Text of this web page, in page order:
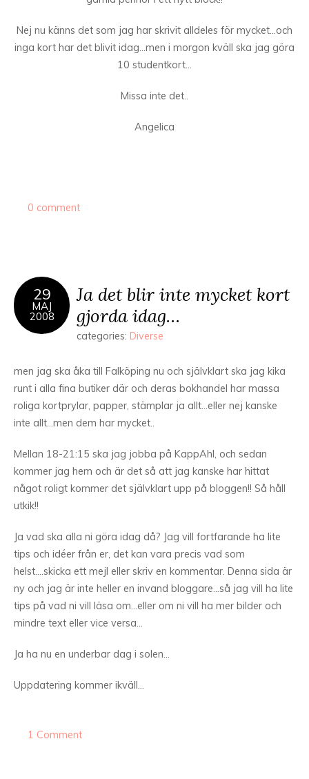
Nej nu känns det som jag har skrivit alldeles för mycket…och
inga kort har det blivit idag…men i morgon kväll ska jag göra
10 studentkort…
Missa inte det..
Angelica
0 comment
29
MAJ
2008
Ja det blir inte mycket kort
gjorda idag…
categories: Diverse
men jag ska åka till Falköping nu och självklart ska jag kika
runt i alla fina butiker där och deras bokhandel har massa
roliga kortprylar, papper, stämplar ja allt…eller nej kanske
inte allt…men dem har mycket..
Mellan 18-21:15 ska jag jobba på KappAhl, och sedan
kommer jag hem och är det så att jag kanske har hittat
något roligt kommer det självklart upp på bloggen!! Så håll
utkik!!
Ja vad ska alla ni göra idag då? Jag vill fortfarande ha lite
tips och idéer från er, det kan vara precis vad som
helst….skicka ett mejl eller skriv en kommentar. Denna sida är
ny och jag är inte heller en invand bloggare…så jag vill ha lite
tips på vad ni vill läsa om…eller om ni vill ha mer bilder och
mindre text eller vice versa…
Ja ha nu en underbar dag i solen…
Uppdatering kommer ikväll…
1 Comment